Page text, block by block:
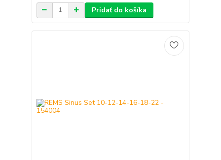
Pridať do košíka